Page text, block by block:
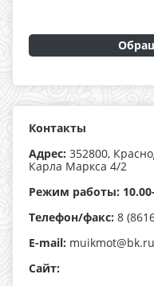
Контакты
Адрес: 352800,
Карла Маркса 4/2
Режим работы:
Телефон/факс: 8
E-mail: muikmot@bk.ru
Сайт: